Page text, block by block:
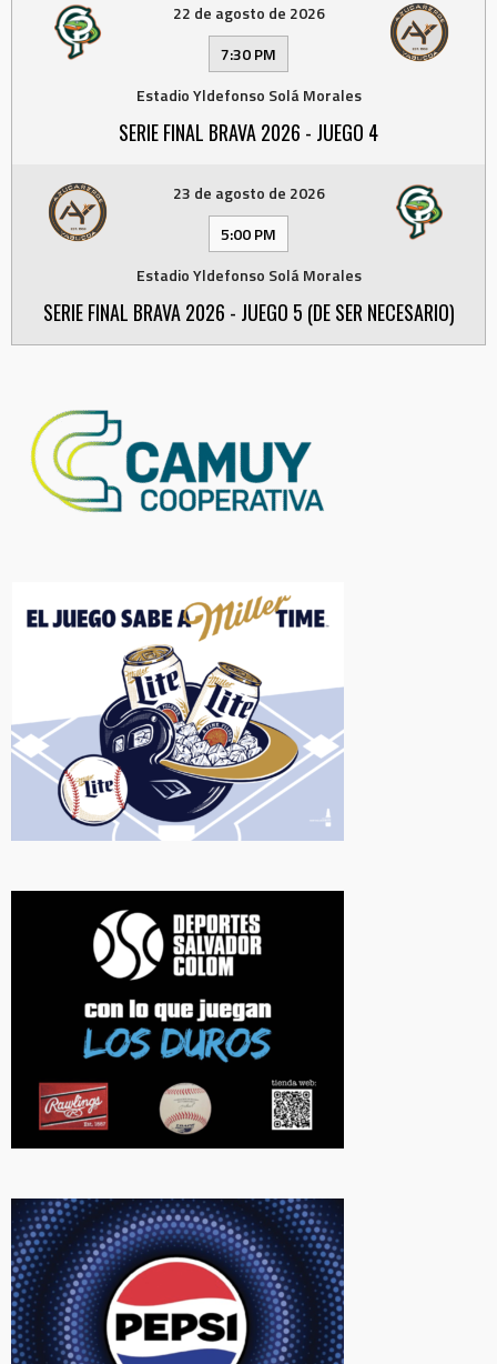
22 de agosto de 2026
7:30 PM
Estadio Yldefonso Solá Morales
SERIE FINAL BRAVA 2026 - JUEGO 4
23 de agosto de 2026
5:00 PM
Estadio Yldefonso Solá Morales
SERIE FINAL BRAVA 2026 - JUEGO 5 (DE SER NECESARIO)